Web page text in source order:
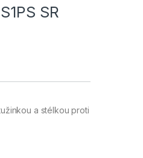
SR
a stélkou proti